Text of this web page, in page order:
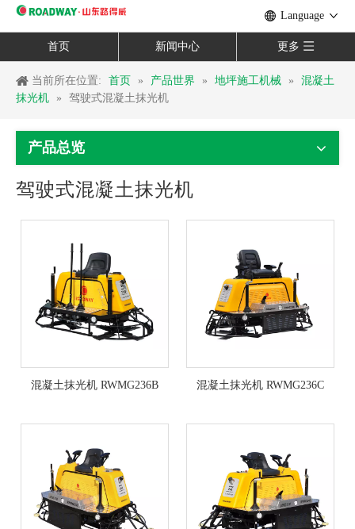
Language
首页 新闻中心 更多
当前所在位置: 首页 » 产品世界 » 地坪施工机械 »
混凝土
抹光机
» 驾驶式混凝土抹光机
产品总览
驾驶式混凝土抹光机
混凝土抹光机 RWMG236B 混凝土抹光机 RWMG236C